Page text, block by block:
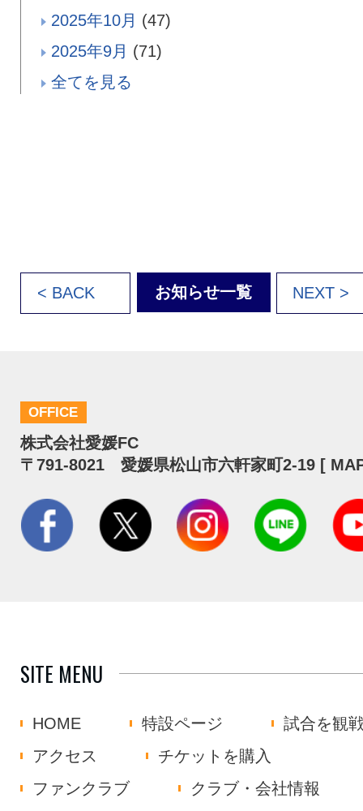
2025年10月 (47)
2025年9月 (71)
全てを見る
< BACK お知らせ一覧 NEXT >
OFFICE
株式会社愛媛FC
〒791-8021 愛媛県松山市六軒家町2-19 [
SITE MENU
HOME 特設ページ
試合を観
アクセス
チケットを購入
ファンクラブ
クラブ・会社情報